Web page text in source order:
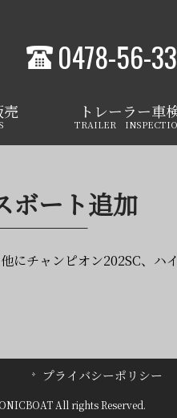
0478-56-
トレーラー車
TRAILER
ボート追加
にチャンピオン202SC、ハ
プライバシーポリシー
All rights Reserved.